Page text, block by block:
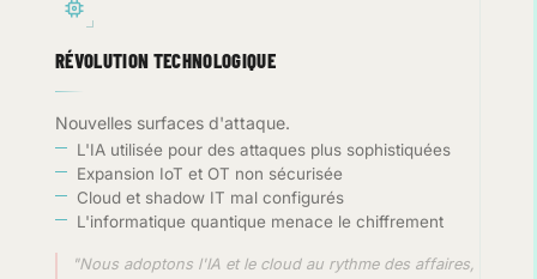
RÉVOLUTION TECHNOLOGIQUE
Nouvelles surfaces d'attaque.
L'IA utilisée pour des attaques plus sophistiquées
Expansion IoT et OT non sécurisée
Cloud et shadow IT mal configurés
L'informatique quantique menace le chiffrement
"Nous adoptons l'IA et le cloud au rythme des affaires,